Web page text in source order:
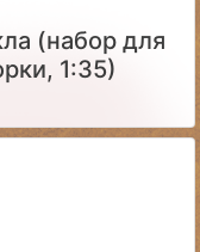
(набор для
1:35)